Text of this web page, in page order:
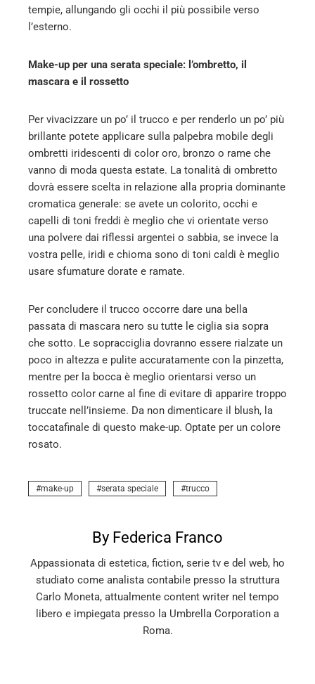
tempie, allungando gli occhi il più possibile verso
l’esterno.
Make-up per una serata speciale: l’ombretto, il
mascara e il rossetto
Per vivacizzare un po’ il trucco e per renderlo un po’ più
brillante potete applicare sulla palpebra mobile degli
ombretti iridescenti di color oro, bronzo o rame che
vanno di moda questa estate. La tonalità di ombretto
dovrà essere scelta in relazione alla propria dominante
cromatica generale: se avete un colorito, occhi e
capelli di toni freddi è meglio che vi orientate verso
una polvere dai riflessi argentei o sabbia, se invece la
vostra pelle, iridi e chioma sono di toni caldi è meglio
usare sfumature dorate e ramate.
Per concludere il trucco occorre dare una bella
passata di mascara nero su tutte le ciglia sia sopra
che sotto. Le sopracciglia dovranno essere rialzate un
poco in altezza e pulite accuratamente con la pinzetta,
mentre per la bocca è meglio orientarsi verso un
rossetto color carne al fine di evitare di apparire troppo
truccate nell’insieme. Da non dimenticare il blush, la
toccatafinale di questo make-up. Optate per un colore
rosato.
make-up serata speciale trucco
By Federica Franco
Appassionata di estetica, fiction, serie tv e del web, ho
studiato come analista contabile presso la struttura
Carlo Moneta, attualmente content writer nel tempo
libero e impiegata presso la Umbrella Corporation a
Roma.